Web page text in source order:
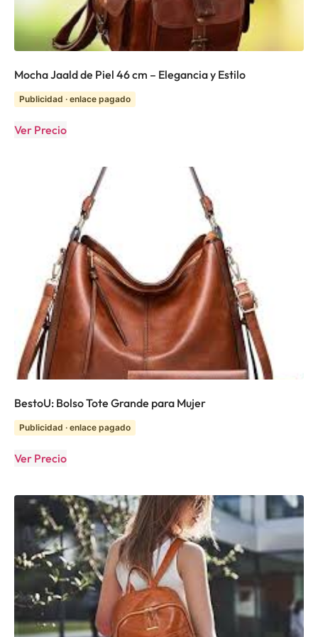
Mocha Jaald de Piel 46 cm – Elegancia y Estilo
Publicidad · enlace pagado
Ver Precio
BestoU: Bolso Tote Grande para Mujer
Publicidad · enlace pagado
Ver Precio